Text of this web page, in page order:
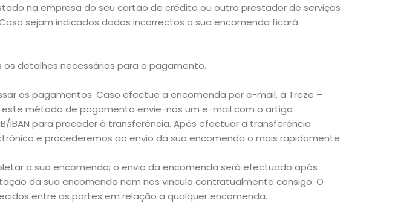
na empresa do seu cartão de crédito ou outro prestador de serviços
sejam indicados dados incorrectos a sua encomenda ficará
detalhes necessários para o pagamento.
os pagamentos. Caso efectue a encomenda por e-mail, a Treze –
método de pagamento envie-nos um e-mail com o artigo
para proceder à transferência. Após efectuar a transferência
e procederemos ao envio da sua encomenda o mais rapidamente
a sua encomenda; o envio da encomenda será efectuado após
da sua encomenda nem nos vincula contratualmente consigo. O
entre as partes em relação a qualquer encomenda.